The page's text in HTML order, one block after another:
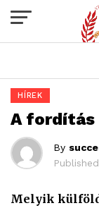
HÍREK
A fordítás
By
Melyik